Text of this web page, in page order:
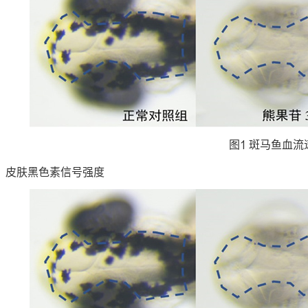
图1 斑马鱼血流
皮肤黑色素信号强度